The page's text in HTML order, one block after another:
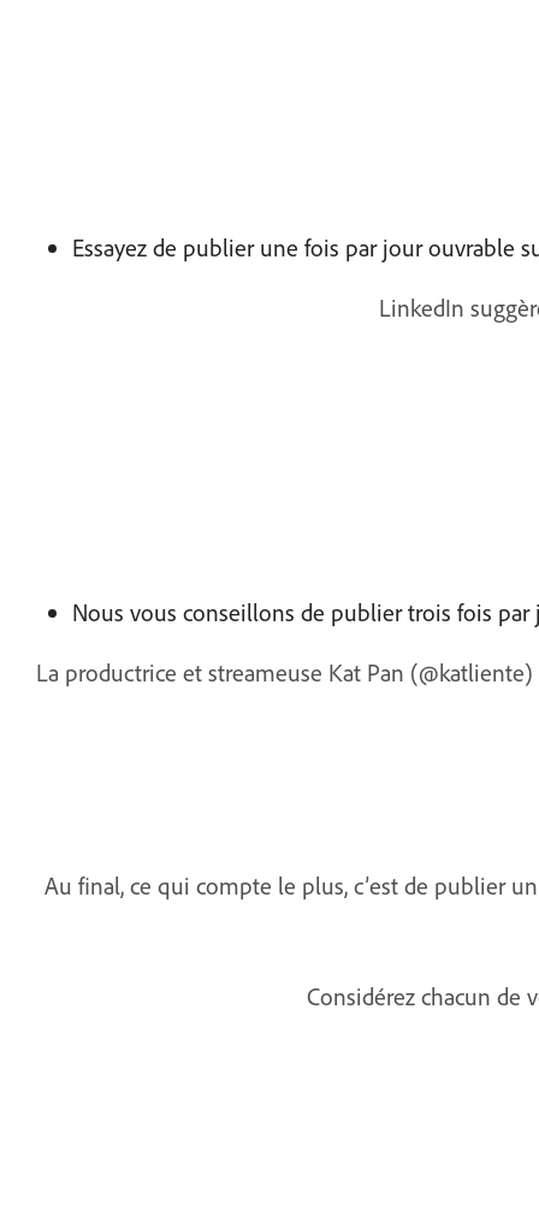
Essayez de publier une fois par jour ouvrable
LinkedIn
Nous vous conseillons de publier trois fois par
La productrice et streameuse Kat Pan
Au final, ce qui compte le plus, c’est de publier
Considérez chacun de